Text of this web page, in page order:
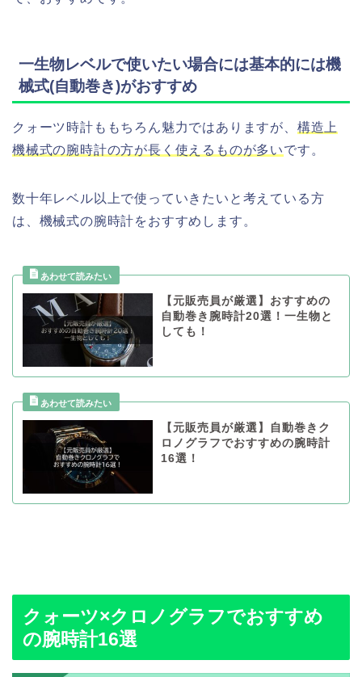
一生物レベルで使いたい場合には基本的には機
械式(自動巻き)がおすすめ
クォーツ時計ももちろん魅力ではありますが、 構造上
機械式の腕時計の方が長く使えるものが多いです。
数十年レベル以上で使っていきたいと考えている方
は、機械式の腕時計をおすすめします。
【元販売員が厳選】おすすめの
自動巻き腕時計20選！一生物と
しても！
【元販売員が厳選】自動巻きク
ロノグラフでおすすめの腕時計
16選！
クォーツ×クロノグラフでおすすめ
の腕時計16選